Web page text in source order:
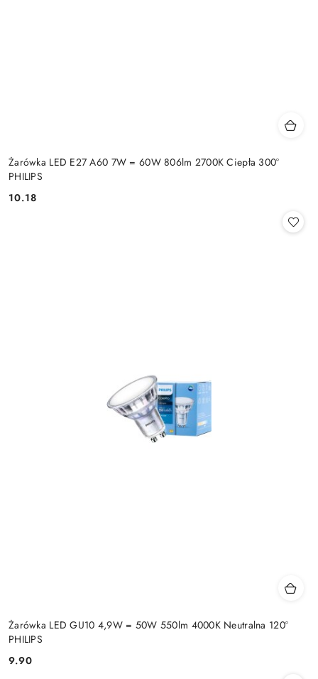
Żarówka LED E27 A60 7W = 60W 806lm 2700K Ciepła 300°
PHILIPS
Cena:
10.18
Żarówka LED GU10 4,9W = 50W 550lm 4000K Neutralna 120°
PHILIPS
Cena:
9.90